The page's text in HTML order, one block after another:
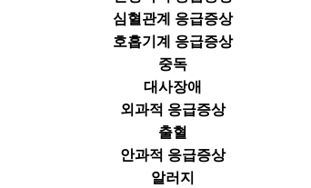
심혈관계 응급증상
호흡기계 응급증상
중독
대사장애
외과적 응급증상
출혈
안과적 응급증상
알러지